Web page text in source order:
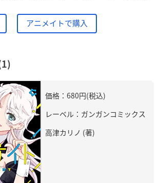
アニメイトで購入
価格：680円(税込)
レーベル：ガンガンコミックス
高津カリノ (著)